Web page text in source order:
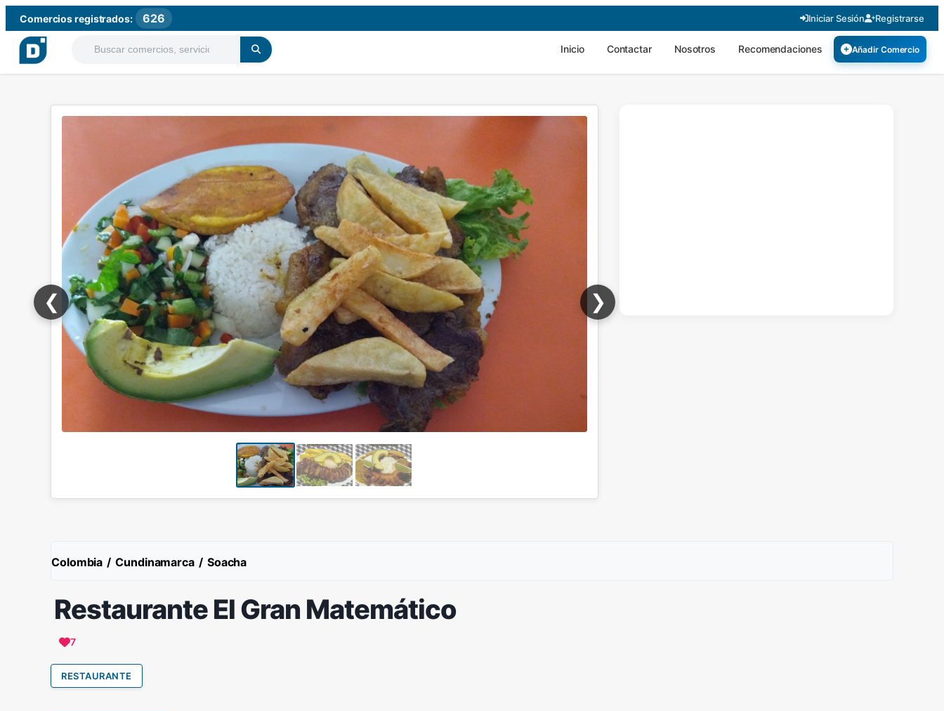
Comercios registrados: 626 Iniciar Sesión Registrarse
Inicio Contactar Nosotros Recomendaciones Añadir Comercio
❮ ❯
Colombia / Cundinamarca / Soacha
Restaurante El Gran Matemático
7
RESTAURANTE